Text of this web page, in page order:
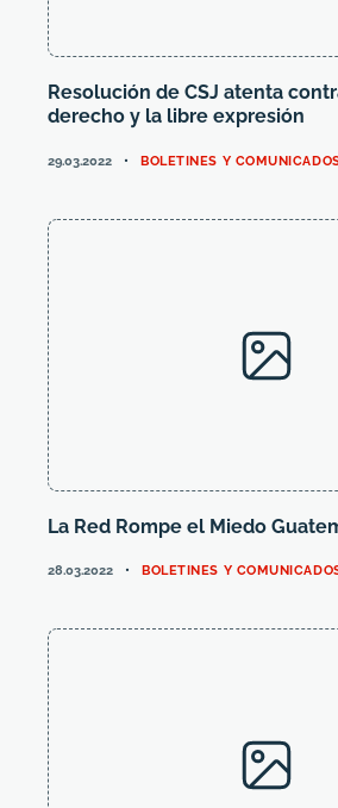
Resolución de CSJ atenta
derecho y la libre expresión
29.03.2022 CATEGORIES
BOLETINES Y
La Red Rompe el Miedo
28.03.2022 CATEGORIES
BOLETINES Y